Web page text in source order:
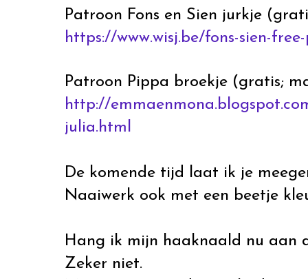
Patroon Fons en Sien jurkje
https://www.wisj.be/fons-sien-
Patroon Pippa broekje (gratis;
http://
julia.html
De komende tijd laat ik je
Naaiwerk ook met een beetje
Hang ik mijn haaknaald nu aan
Zeker niet.